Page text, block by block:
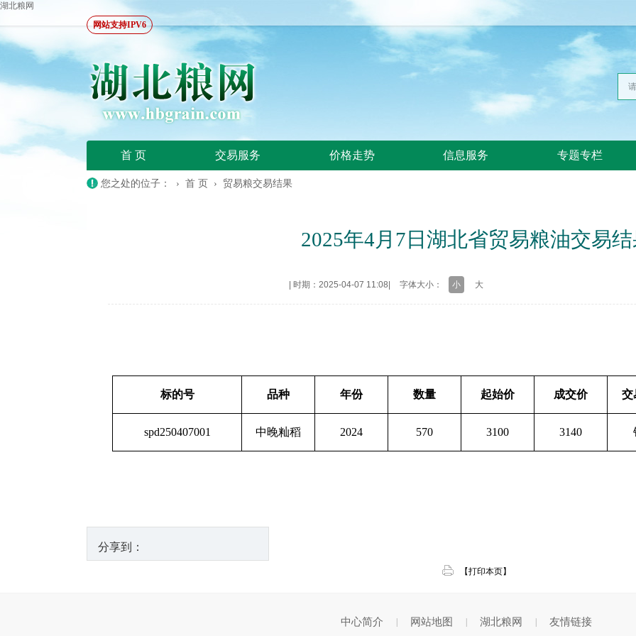
湖北粮网
网站支持IPV6
首 页 交易服务 价格走势 信息服务 专题专栏
您之处的位子： › 首 页 › 贸易粮交易结果
2025年4月7日湖北省贸易粮油交易
时期：2025-04-07 11:08 字体大小： 小 大
标的号 品种 年份 数量 起始价 成交价 交
spd250407001 中晚籼稻 2024 570 3100 3140
分享到：
【打印本页】
中心简介 网站地图 湖北粮网 友情链接